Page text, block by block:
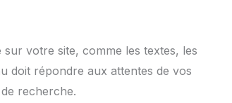
sur votre site, comme les textes, les
doit répondre aux attentes de vos
recherche.